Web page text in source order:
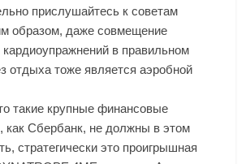
прислушайтесь к советам
образом, даже совмещение
в правильном
отдыха тоже является аэробной
такие крупные финансовые
как Сбербанк, не должны в этом
стратегически это проигрышная